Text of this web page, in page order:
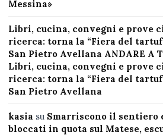
Messina»
Libri, cucina, convegni e prove
ricerca: torna la “Fiera del
San Pietro Avellana ANDARE A
Libri, cucina, convegni e prove
ricerca: torna la “Fiera del
San Pietro Avellana
kasia su Smarriscono il sentiero
bloccati in quota sul Matese,